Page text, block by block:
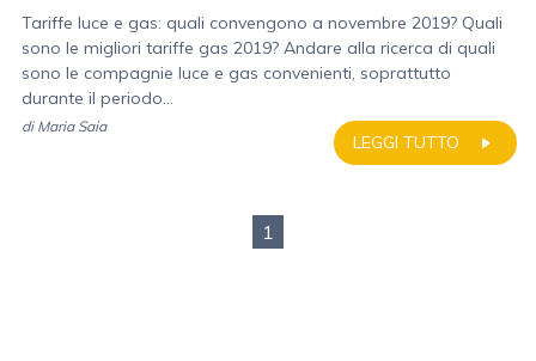
Tariffe luce e gas: quali convengono a novembre 2019? Quali
sono le migliori tariffe gas 2019? Andare alla ricerca di quali
sono le compagnie luce e gas convenienti, soprattutto
durante il periodo...
LEGGI TUTTO
di Maria Saia
1